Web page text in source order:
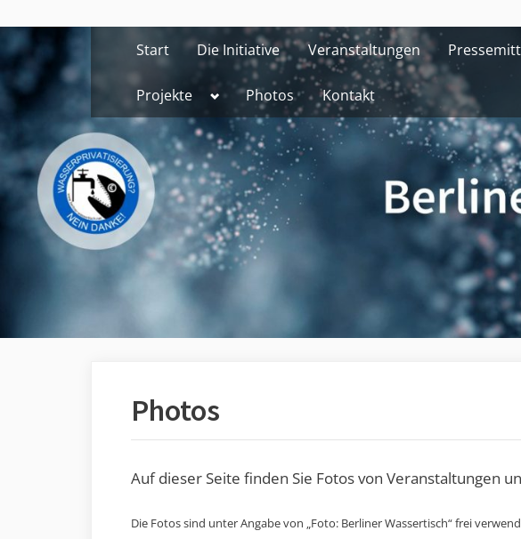
to
content
Start Die Initiative Veranstaltungen
Projekte Toggle
menu
Photos Kontakt
Photos
Auf dieser Seite finden Sie Fotos von Veranstaltungen
Die Fotos sind unter Angabe von „Foto: Berliner Wassertisch“ frei